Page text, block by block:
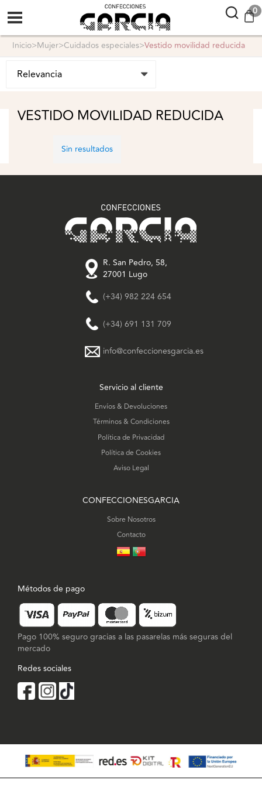
confeccionesgarcia 0
inicio> mujer> cuidados especiales> vestido movilidad reducida
VESTIDO MOVILIDAD REDUCIDA
Sin resultados
R. San Pedro, 58,
27001 Lugo
(+34) 982 224 654
(+34) 691 131 709
info@confeccionesgarcia.es
Servicio al cliente
Envíos & Devoluciones
Términos & Condiciones
Política de Privacidad
Política de Cookies
Aviso Legal
CONFECCIONESGARCIA
Sobre Nosotros
Contacto
Métodos de pago
Pago 100% seguro gracias a las pasarelas más seguras del
mercado
Redes sociales